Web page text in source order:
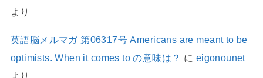
より
英語脳メルマガ 第06317号 Americans are meant to be
optimists. When it comes to の意味は？ に eigonounet